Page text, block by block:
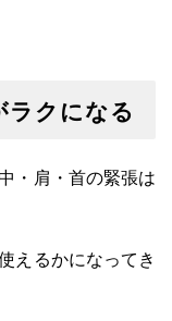
ラクになる
・肩・首の緊張は
えるかになってき